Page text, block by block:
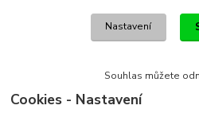
Nastavení
Souhlas můžete
Cookies - Nastavení